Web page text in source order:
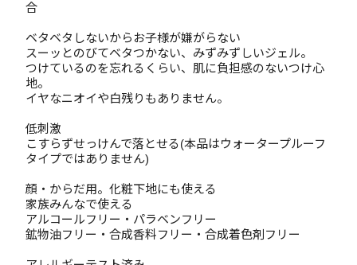
合
ベタベタしないからお子様が嫌がらない
スーッとのびてベタつかない、みずみずしいジェル。
つけているのを忘れるくらい、肌に負担感のないつけ心
地。
イヤなニオイや白残りもありません。
低刺激
こすらずせっけんで落とせる(本品はウォータープルーフ
タイプではありません)
顔・からだ用。化粧下地にも使える
家族みんなで使える
アルコールフリー・パラベンフリー
鉱物油フリー・合成香料フリー・合成着色剤フリー